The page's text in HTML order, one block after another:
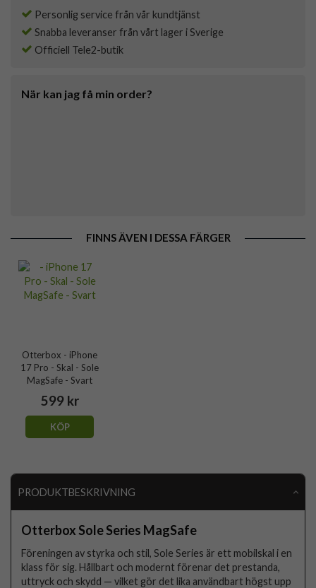
Personlig service från vår kundtjänst
Snabba leveranser från vårt lager i Sverige
Officiell Tele2-butik
När kan jag få min order?
FINNS ÄVEN I DESSA FÄRGER
Otterbox - iPhone
17 Pro - Skal - Sole
MagSafe - Svart
599 kr
KÖP
PRODUKTBESKRIVNING
Otterbox Sole Series MagSafe
Föreningen av styrka och stil, Sole Series är ett mobilskal i en
klass för sig. Hållbart och modernt förenar det prestanda,
uttryck och skydd — vilket gör det lika användbart högst upp